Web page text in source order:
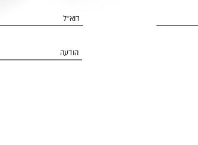
דוא״ל
הודעה